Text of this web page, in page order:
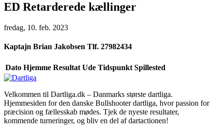
ED Retarderede kællinger
fredag, 10. feb. 2023
Kaptajn Brian Jakobsen Tlf. 27982434
Dato Hjemme Resultat Ude Tidspunkt Spillested
Velkommen til Dartliga.dk – Danmarks største dartliga.
Hjemmesiden for den danske Bullshooter dartliga, hvor passion for
præcision og fællesskab mødes. Tjek de nyeste resultater,
kommende turneringer, og bliv en del af dartactionen!